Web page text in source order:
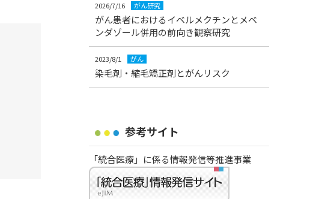
2026/7/16 がん研究
がん患者におけるイベルメクチンとメベ
ンダゾール併用の前向き観察研究
2023/8/1 がん
染毛剤・縮毛矯正剤とがんリスク
参考サイト
「統合医療」に係る情報発信等推進事業